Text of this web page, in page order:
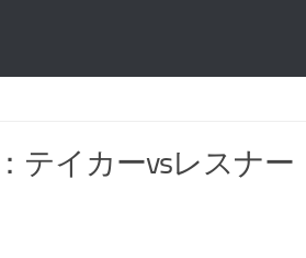
テイカーvsレスナー